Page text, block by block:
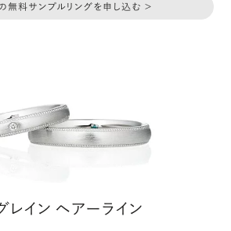
無料サンプルリングを申し込む ＞
イン ヘアーライン